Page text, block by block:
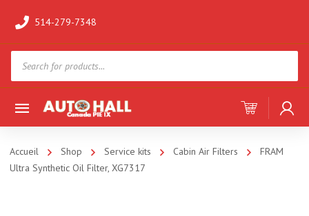
514-279-7348
search
Accueil Shop Service kits Cabin Air Filters
FRAM
Ultra Synthetic Oil Filter, XG7317